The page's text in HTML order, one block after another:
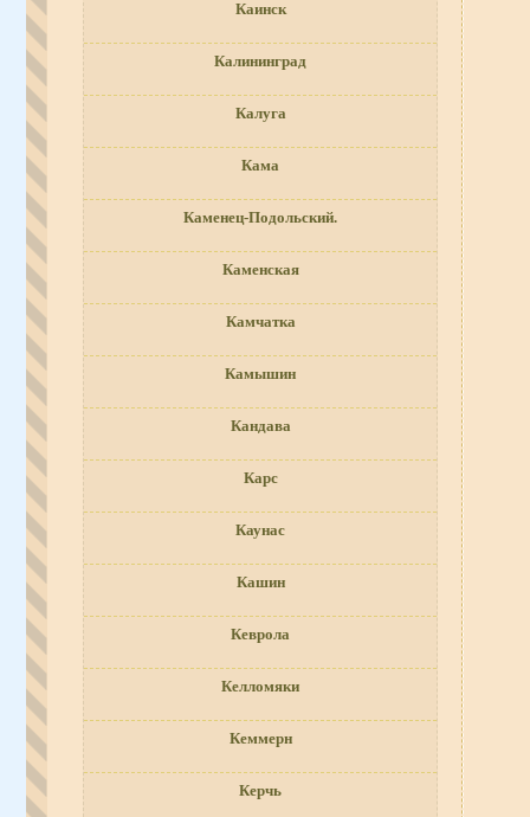
Каинск
Калининград
Калуга
Кама
Каменец-Подольский.
Каменская
Камчатка
Камышин
Кандава
Карс
Каунас
Кашин
Кеврола
Келломяки
Кеммерн
Керчь